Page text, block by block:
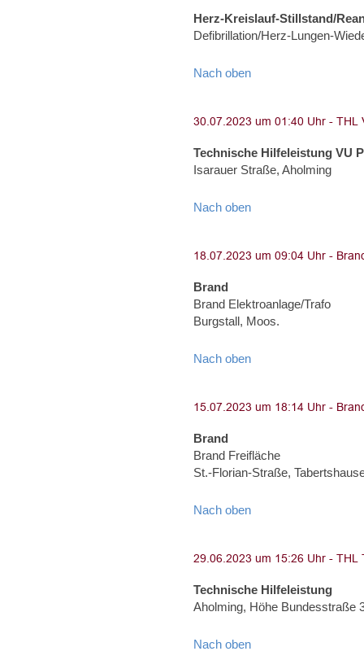
Herz-Kreislauf-Stillstand/
Defibrillation/Herz-Lungen-
Nach oben
Technische Hilfeleistung VU
Isarauer Straße, Aholming
Nach oben
Brand
Brand Elektroanlage/Trafo
Burgstall, Moos.
Nach oben
Brand
Brand Freifläche
St.-Florian-Straße,
Nach oben
Technische Hilfeleistung
Aholming, Höhe Bundesstraße
Nach oben